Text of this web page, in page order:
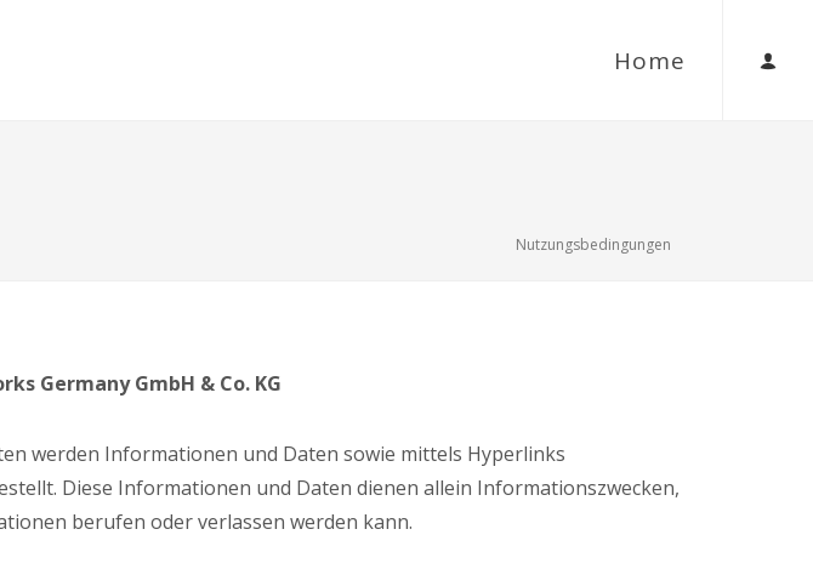
Home
Nutzungsbedingungen
Germany GmbH & Co. KG
werden Informationen und Daten sowie mittels Hyperlinks
Diese Informationen und Daten dienen allein Informationszwecken,
berufen oder verlassen werden kann.